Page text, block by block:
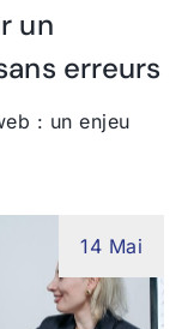
un
erreurs
: un enjeu
14 Mai